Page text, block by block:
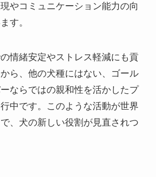
やコミュニケーション能力の向
す。
情緒安定やストレス軽減にも貢
ら、他の犬種にはない、ゴール
ならではの親和性を活かしたプ
中です。このような活動が世界
、犬の新しい役割が見直されつ